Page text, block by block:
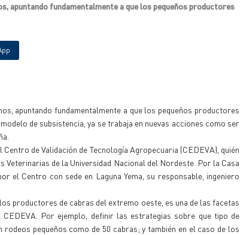
apuntando fundamentalmente a que los pequeños productores
apuntando fundamentalmente a que los pequeños productores
de subsistencia, ya se trabaja en nuevas acciones como ser
de Validación de Tecnología Agropecuaria (CEDEVA), quién
de la Universidad Nacional del Nordeste. Por la Casa
Centro con sede en Laguna Yema, su responsable, ingeniero
productores de cabras del extremo oeste, es una de las facetas
Por ejemplo, definir las estrategias sobre que tipo de
pequeños como de 50 cabras; y también en el caso de los